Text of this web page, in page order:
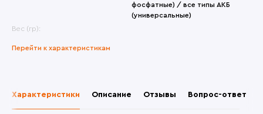
фосфатные) / все типы АКБ
(универсальные)
Вес (гр):
Перейти к характеристикам
Характеристики Описание Отзывы Вопрос-ответ